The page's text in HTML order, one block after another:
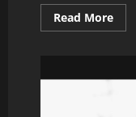
Read MoreRead
more